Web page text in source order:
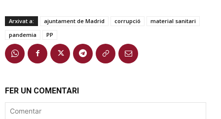
Arxivat a: ajuntament de Madrid corrupció
material sanitari
pandemia
PP
FER UN COMENTARI